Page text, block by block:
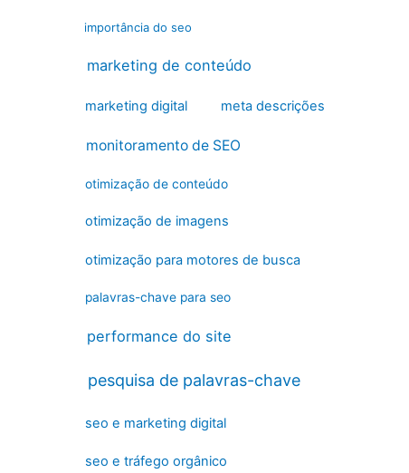
importância do seo
marketing de conteúdo
marketing digital meta descrições
monitoramento de SEO
otimização de conteúdo
otimização de imagens
otimização para motores de busca
palavras-chave para seo
performance do site
pesquisa de palavras-chave
seo e marketing digital
seo e tráfego orgânico